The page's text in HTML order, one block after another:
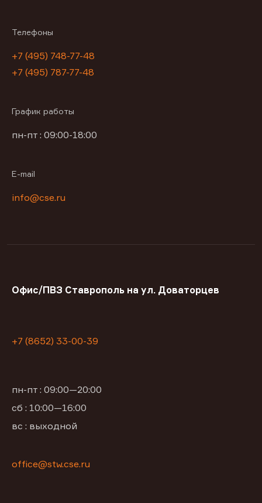
Телефоны
+7 (495) 748-77-48
+7 (495) 787-77-48
График работы
пн-пт : 09:00-18:00
E-mail
info@cse.ru
Офис/ПВЗ Ставрополь на ул. Доваторцев
+7 (8652) 33-00-39
пн-пт : 09:00—20:00
сб : 10:00—16:00
вс : выходной
office@stw.cse.ru